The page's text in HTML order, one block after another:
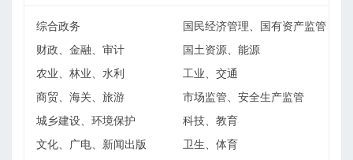
综合政务
国民经济管理、国有资产监管
财政、金融、审计
国土资源、能源
农业、林业、水利
工业、交通
商贸、海关、旅游
市场监管、安全生产监管
城乡建设、环境保护
科技、教育
文化、广电、新闻出版
卫生、体育